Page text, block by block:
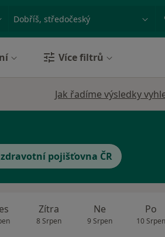
Město nebo region
Více filtrů
Jak řadíme výsledky
pojišťovna ČR
Zítra
8 Srpen
Ne
9 Srpen
Po
10 Srpen